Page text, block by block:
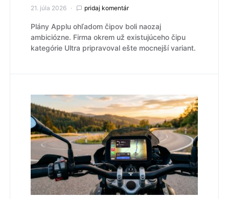
21. júla 2026 pridaj komentár
Plány Applu ohľadom čipov boli naozaj
ambiciózne. Firma okrem už existujúceho čipu
kategórie Ultra pripravoval ešte mocnejší variant.